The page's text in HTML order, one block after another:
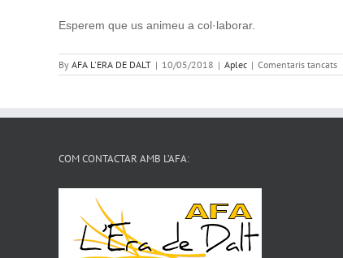
Esperem que us animeu a col·laborar.
By AFA L'ERA DE DALT | 10/05/2018 | Aplec | Comentaris tancatsa
COM CONTACTAR AMB L’AFA: